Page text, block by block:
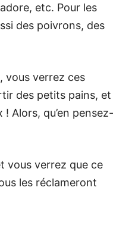
etc. Pour les
des poivrons, des
vous verrez ces
des petits pains, et
! Alors, qu’en pensez-
vous verrez que ce
les réclameront